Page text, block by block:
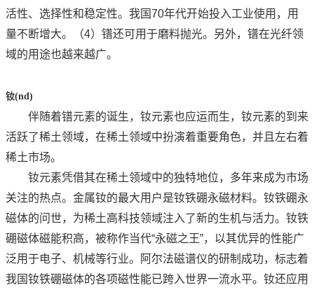
活性、选择性和稳定性。我国70年代开始投入工业使用，用
量不断增大。（4）镨还可用于磨料抛光。另外，镨在光纤领
域的用途也越来越广。
钕(nd)
伴随着镨元素的诞生，钕元素也应运而生，钕元素的到来
活跃了稀土领域，在稀土领域中扮演着重要角色，并且左右着
稀土市场。
钕元素凭借其在稀土领域中的独特地位，多年来成为市场
关注的热点。金属钕的最大用户是钕铁硼永磁材料。钕铁硼永
磁体的问世，为稀土高科技领域注入了新的生机与活力。钕铁
硼磁体磁能积高，被称作当代“永磁之王”，以其优异的性能广
泛用于电子、机械等行业。阿尔法磁谱仪的研制成功，标志着
我国钕铁硼磁体的各项磁性能已跨入世界一流水平。钕还应用